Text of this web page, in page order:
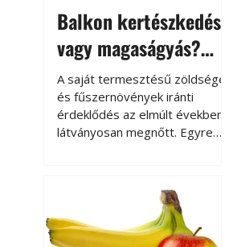
Balkon kertészkedés
vagy magaságyás?
Helytakarékos
kertészkedés
A saját termesztésű zöldségek
és fűszernövények iránti
érdeklődés az elmúlt években
látványosan megnőtt. Egyre
kertészkedés sokak számára
kikapcsolódást és feltöltődést
is jelent.